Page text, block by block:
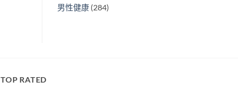
男性健康(284)
TOP RATED